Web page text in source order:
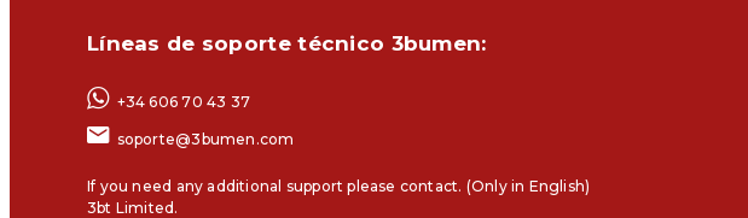
Líneas de soporte técnico 3bumen:
+34 606 70 43 37
soporte@3bumen.com
If you need any additional support please contact. (Only in English)
3bt Limited.